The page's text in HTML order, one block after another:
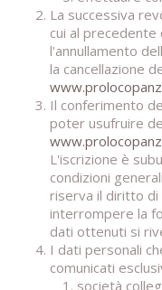
La successiva
cui al
l'annullamento
la cancellazione
Il conferimento
poter usufruire
L'iscrizione è
condizioni
riserva il diritto di
interrompere la
dati ottenuti si
I dati personali
comunicati
società